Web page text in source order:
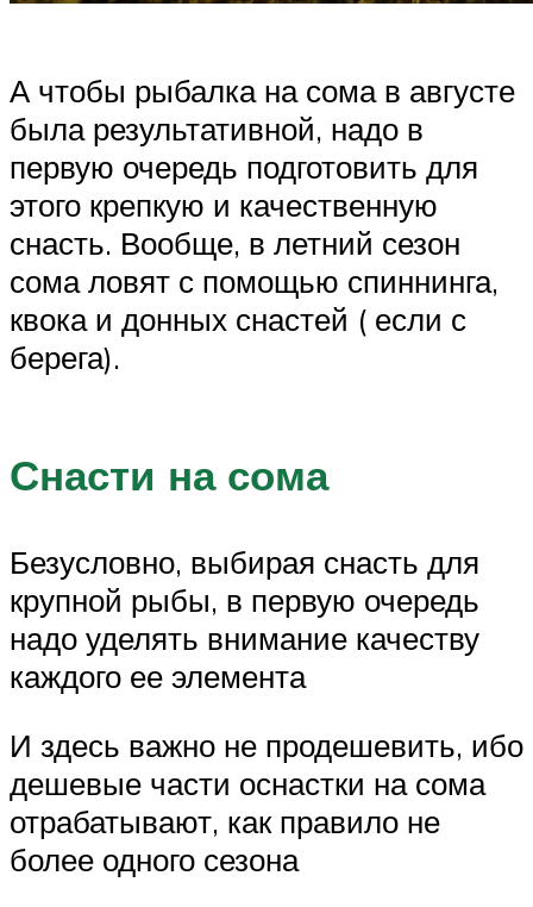
А чтобы рыбалка на сома в августе
была результативной, надо в
первую очередь подготовить для
этого крепкую и качественную
снасть. Вообще, в летний сезон
сома ловят с помощью спиннинга,
квока и донных снастей ( если с
берега).
Снасти на сома
Безусловно, выбирая снасть для
крупной рыбы, в первую очередь
надо уделять внимание качеству
каждого ее элемента
И здесь важно не продешевить, ибо
дешевые части оснастки на сома
отрабатывают, как правило не
более одного сезона